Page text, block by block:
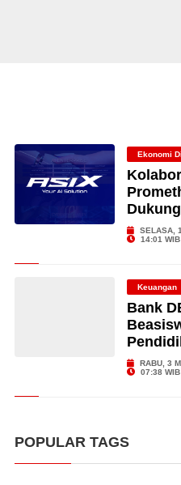
Ekonomi
SELASA,
14:01 WIB
Keuangan
Bank
RABU, 3
07:38 WIB
POPULAR TAGS